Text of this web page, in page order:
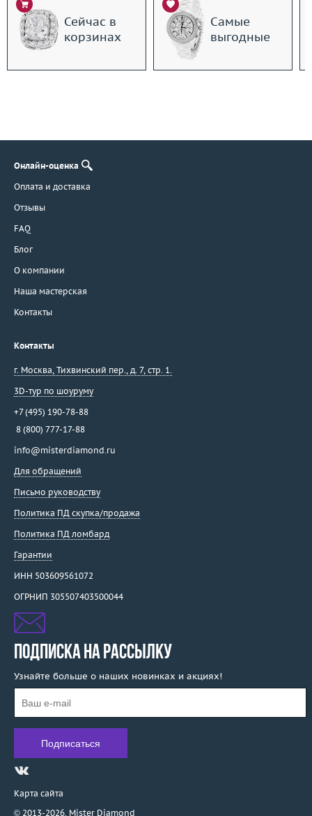
Сейчас в
корзинах
Самые
выгодные
Онлайн-оценка
Оплата и доставка
Отзывы
FAQ
Блог
О компании
Наша мастерская
Контакты
Контакты
г. Москва, Тихвинский пер., д. 7, стр. 1.
3D-тур по шоуруму
+7 (495) 190-78-88
8 (800) 777-17-88
info@misterdiamond.ru
Для обращений
Письмо руководству
Политика ПД скупка/продажа
Политика ПД ломбард
Гарантии
ИНН 503609561072
ОГРНИП 305507403500044
ПОДПИСКА НА РАССЫЛКУ
Узнайте больше о наших новинках и акциях!
Карта сайта
© 2013-2026, Mister Diamond